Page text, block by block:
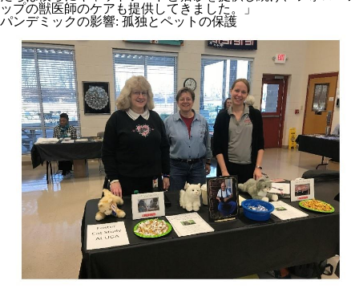
ップの獣医師のケアも提供してきました。」
パンデミックの影響: 孤独とペットの保護